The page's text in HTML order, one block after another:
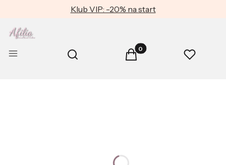
Klub VIP: -20% na start
Menu Otwórz wyszukiwarkę
Szukaj Produkty w koszyku: 0.
Koszyk Ulubione